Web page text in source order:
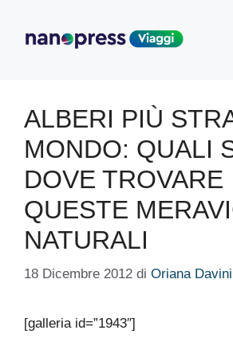
contenuto
ALBERI PIÙ
MONDO: QUALI
DOVE TROVARE
QUESTE
NATURALI
18 Dicembre 2012 di Oriana Davini
[galleria id=”1943″]